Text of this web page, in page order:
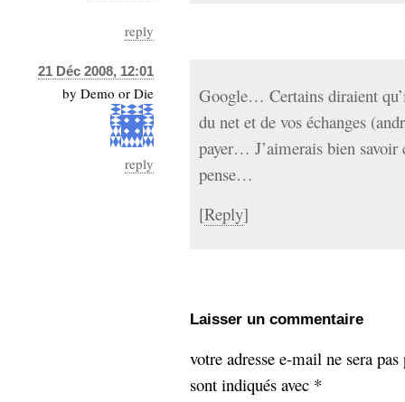
reply
21 Déc 2008, 12:01
by Demo or Die
reply
Google… Certains diraient
du net et de vos échanges
payer… J’aimerais bien savoir
pense…
[Reply]
Laisser un commentaire
votre adresse e-mail ne sera
sont indiqués avec *